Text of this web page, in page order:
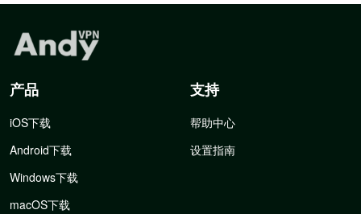
产品
iOS下载
Android下载
Windows下载
macOS下载
支持
帮助中心
设置指南